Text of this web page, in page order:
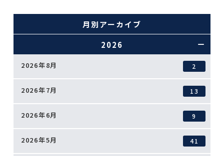
月別アーカイブ
2026
2026年8月 2
2026年7月 13
2026年6月 9
2026年5月 41